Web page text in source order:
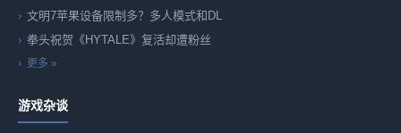
文明7苹果设备限制多？多人模式和DL
拳头祝贺《HYTALE》复活却遭粉丝
更多 »
游戏杂谈